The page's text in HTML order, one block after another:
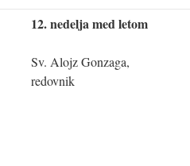
12. nedelja med letom
Sv. Alojz Gonzaga,
redovnik